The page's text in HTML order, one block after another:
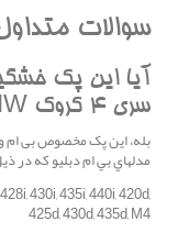
سوالات
آيا اين پک
سری 4 کروک BMW مناسب است؟
مدلهاي بي ام دبليو که در
430i, 435i, 440i, 420d,
425d, 430d, 435d, M4